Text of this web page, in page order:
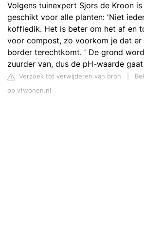
Volgens tuinexpert Sjors de Kroon
geschikt voor alle planten: 'Niet
koffiedik. Het is beter om het af en
voor compost, zo voorkom je dat er
border terechtkomt. ' De grond
zuurder van, dus de pH-waarde
Verzoek tot verwijderen van bron
op vtwonen.nl